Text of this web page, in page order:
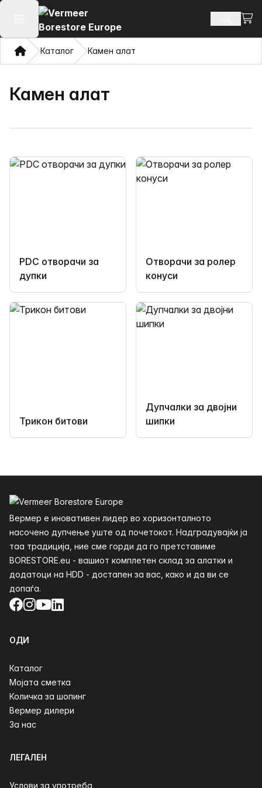
Отвори го главното мени
ДомаКаталог Камен алат
Камен алат
PDC отворачи за
дупки
Отворачи за ролер
конуси
Трикон битови
Дупчалки за двојни
шипки
Вермер е иновативен лидер во хоризонталното
насочено дупчење уште од почетокот. Надградувајќи ја
таа традиција, ние сме горди да го претставиме
BORESTORE.eu - вашиот комплетен склад за алатки и
додатоци на HDD - достапен за вас, како и да ви се
допаѓа.
Facebook
Instagram
YouTube
LinkedIn
ОДИ
Каталог
Мојата сметка
Количка за шопинг
Вермер дилери
За нас
ЛЕГАЛЕН
Услови за употреба